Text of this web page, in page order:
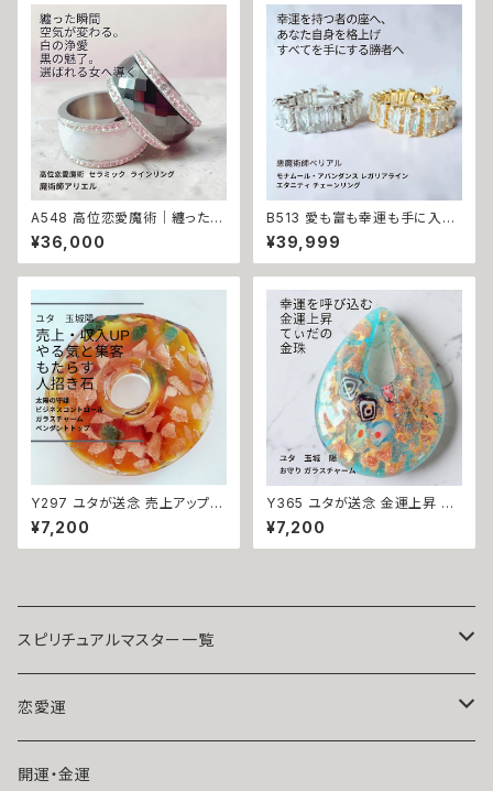
除けお守り メンズ 男女兼用 ユ
ニセックス 魔術アイテム 指輪
結び 魅力アップ エネルギー 魅
力 魔力 魔術 白魔術 願い 叶う
結び 開運 強運 本物 パワースト
A548 高位恋愛魔術｜纏った瞬
間、空気が変わる ヴェルティン
のサバト仕上げ セラミック ステ
ンレス マチュラダイヤモンド ラ
界】指輪 魔術師 アリエル お守
り 縁結び 魔術師 強力 恋愛運
魔術 アクセサリー 白魔術 人気
モテる おまじない 開運
¥36,000
B513 愛も富も幸運も手に入れ
る 勝者の運命へ格上げ 強力魔
術 モナムール・アバンダンス レ
ガリアライン エタニティ チェー
運 悪魔術師ベリアル マチュラダ
イヤモンド フリーサイズ 大開運
金運 財運 幸運 願望成就 黒魔
術 おまじない 呪 本物 魔術師
魔法 強力
¥39,999
Y297 ユタが送念 売上アップ
やる気をもたらす ビジネスコン
トロール ガラスチャーム ペンダ
ントトップ 仕事運 商売運 就活
力 ネイチャーパワー お守り 御
トーン
¥7,200
Y365 ユタが送念 金運上昇 恵
みが降り注ぎ豊かさが満ちる 太
陽の守護 てぃだの金珠 しずく
お守り ガラスチャーム 沖縄 海
¥7,200
スピリチュアルマスター一覧
魔術師アリエル
悪魔術師べリアル
恋愛運
片思い
開運・金運